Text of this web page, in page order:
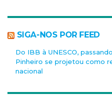
SIGA-NOS POR FEED
Do IBB à UNESCO,
Pinheiro se projetou como
nacional